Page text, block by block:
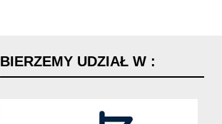
BIERZEMY UDZIAŁ W :